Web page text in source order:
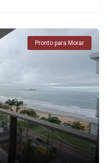
Pronto para Morar